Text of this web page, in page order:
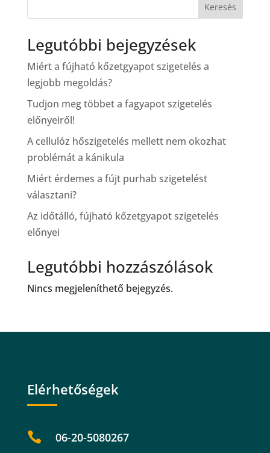
Keresés
Legutóbbi bejegyzések
Miért a fújható kőzetgyapot szigetelés a
legjobb megoldás?
Tudjon meg többet a fagyapot szigetelés
előnyeiről!
A cellulóz hőszigetelés mellett nem okozhat
problémát a kánikula
Miért érdemes a fújt purhab szigetelést
választani?
Az időtálló, fújható kőzetgyapot szigetelés
előnyei
Legutóbbi hozzászólások
Nincs megjeleníthető bejegyzés.
Elérhetőségek
 06-20-5080267